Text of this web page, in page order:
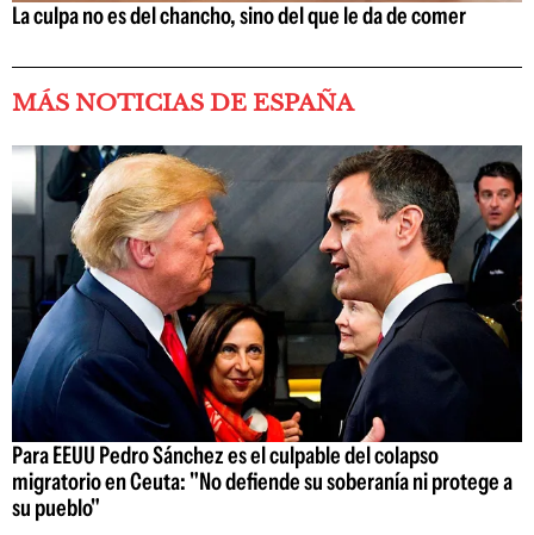
La culpa no es del chancho, sino del que le da de comer
MÁS NOTICIAS DE ESPAÑA
Para EEUU Pedro Sánchez es el culpable del colapso
migratorio en Ceuta: "No defiende su soberanía ni protege a
su pueblo"